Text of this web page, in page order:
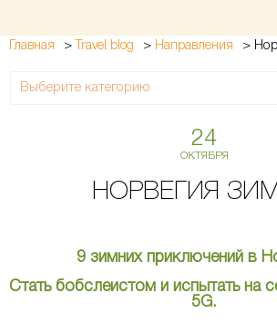
Главная > Travel blog > Направления >
Выберите категорию
24
ОКТЯБРЯ
НОРВЕГИЯ
9 зимних приключений в
Стать бобслеистом и испытать на
5G.